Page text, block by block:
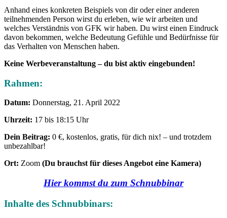
Anhand eines konkreten Beispiels von dir oder einer anderen
teilnehmenden Person wirst du erleben, wie wir arbeiten und
welches Verständnis von GFK wir haben. Du wirst einen Eindruck
davon bekommen, welche Bedeutung Gefühle und Bedürfnisse für
das Verhalten von Menschen haben.
Keine Werbeveranstaltung – du bist aktiv eingebunden!
Rahmen:
Datum: Donnerstag, 21. April 2022
Uhrzeit: 17 bis 18:15 Uhr
Dein Beitrag: 0 €, kostenlos, gratis, für dich nix! – und trotzdem
unbezahlbar!
Ort: Zoom (Du brauchst für dieses Angebot eine Kamera)
Hierkommst du zum Schnubbinar
Inhalte des Schnubbinars: